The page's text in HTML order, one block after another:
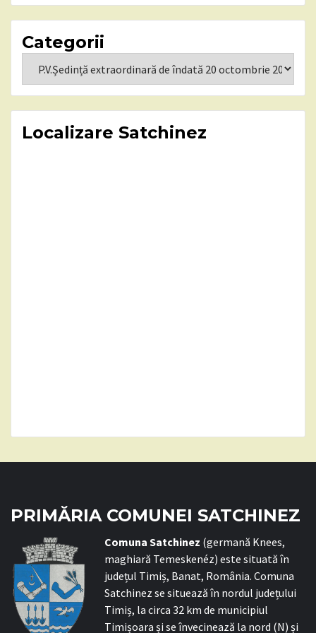
Categorii
Localizare Satchinez
PRIMĂRIA COMUNEI SATCHINEZ
Comuna Satchinez (germană Knees,
maghiară Temeskenéz) este situată în
județul Timiș, Banat, România. Comuna
Satchinez se situează în nordul județului
Timiș, la circa 32 km de municipiul
Timișoara și se învecinează la nord (N) și